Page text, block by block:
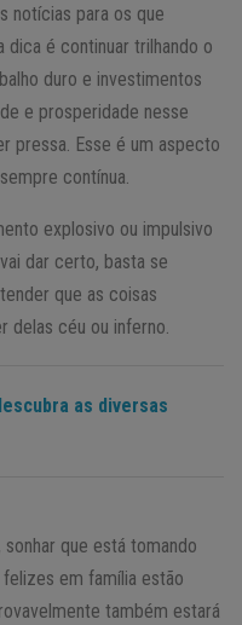
notícias para os que
dica é continuar trilhando o
duro e investimentos
e prosperidade nesse
pressa. Esse é um aspecto
contínua.
explosivo ou impulsivo
dar certo, basta se
que as coisas
céu ou inferno.
as diversas
que está tomando
em família estão
também estará